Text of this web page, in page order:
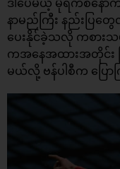
ဒါပေမယ့် မိုရက်စ်နော
နာမည်ကြီး နည်းပြ
ပေးနိုင်ခဲ့သလို ကစား
ကအနေအထားအတိုင်း
မယ်လို့ ဗန်ပါစီက ပြေ